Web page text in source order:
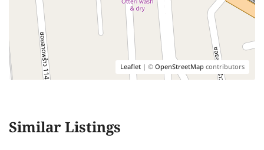
Leaflet | ©OpenStreetMapcontributors
Similar Listings